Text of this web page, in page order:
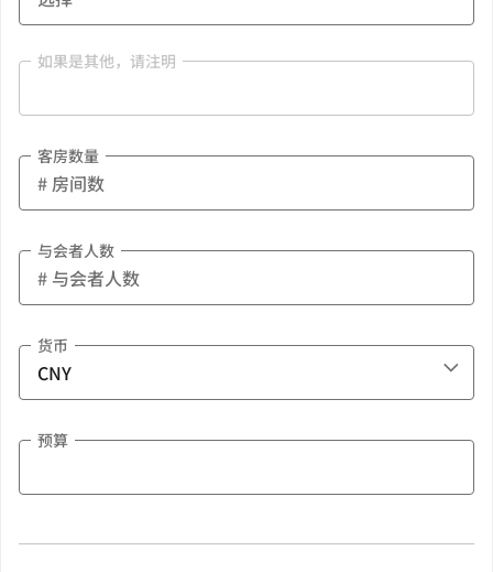
如果是其他，请注明
客房数量
与会者人数
货币
预算